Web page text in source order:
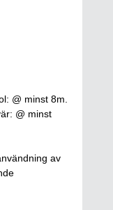
@ minst 8m.
@ minst
av